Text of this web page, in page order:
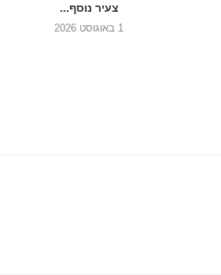
צעיר נוסף...
1 באוגוסט 2026